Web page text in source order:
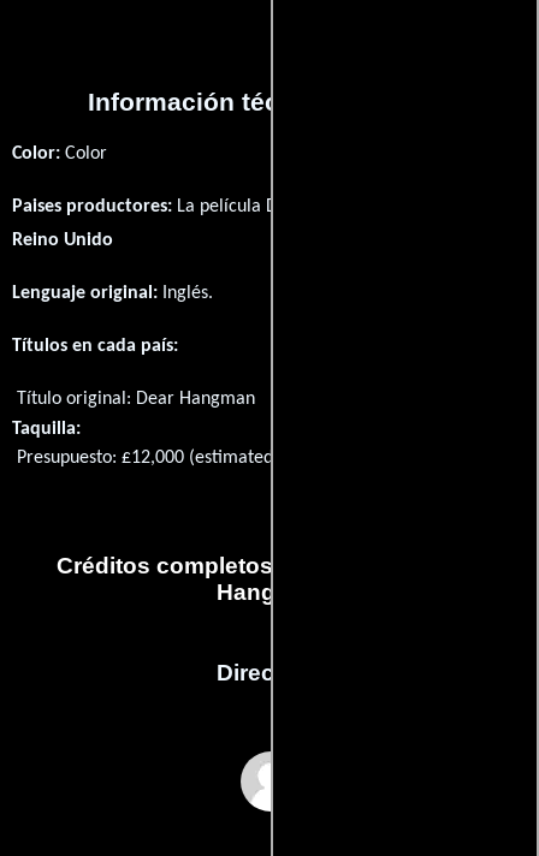
Información técnica y general
Color: Color
Paises productores: La película Dear Hangman fué producida en
Reino Unido
Lenguaje original: Inglés.
Títulos en cada país:
Título original: Dear Hangman
Taquilla:
Presupuesto: £12,000 (estimated)
Créditos completos de la película Dear
Hangman
Dirección